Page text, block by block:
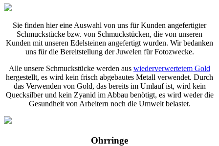
Sie finden hier eine Auswahl von uns für Kunden angefertigter
Schmuckstücke bzw. von Schmuckstücken, die von unseren
Kunden mit unseren Edelsteinen angefertigt wurden. Wir bedanken
uns für die Bereitstellung der Juwelen für Fotozwecke.
Alle unsere Schmuckstücke werden aus wiederverwertetem Gold
hergestellt, es wird kein frisch abgebautes Metall verwendet. Durch
das Verwenden von Gold, das bereits im Umlauf ist, wird kein
Quecksilber und kein Zyanid im Abbau benötigt, es wird weder die
Gesundheit von Arbeitern noch die Umwelt belastet.
Ohrringe